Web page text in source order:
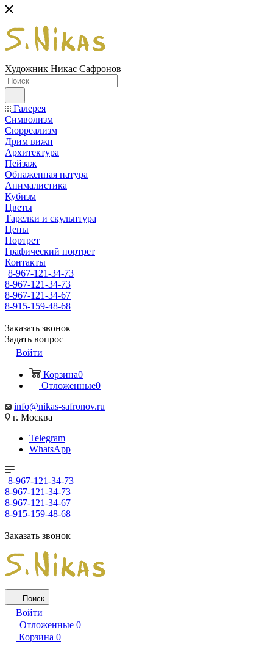
Художник Никас Сафронов
Галерея
Символизм
Сюрреализм
Дрим вижн
Архитектура
Пейзаж
Обнаженная натура
Анималистика
Кубизм
Цветы
Тарелки и скульптура
Цены
Портрет
Графический портрет
Контакты
8-967-121-34-73
8-967-121-34-73
8-967-121-34-67
8-915-159-48-68
Заказать звонок
Задать вопрос
Войти
Корзина0
Отложенные0
info@nikas-safronov.ru
г. Москва
Telegram
WhatsApp
8-967-121-34-73
8-967-121-34-73
8-967-121-34-67
8-915-159-48-68
Заказать звонок
Поиск
Войти
Отложенные 0
Корзина 0